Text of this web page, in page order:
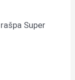
Super